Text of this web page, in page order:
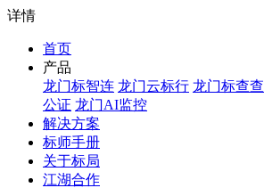
详情
首页
产品
龙门标智连 龙门云标行 龙门标查查
公证 龙门AI监控
解决方案
标师手册
关于标局
江湖合作